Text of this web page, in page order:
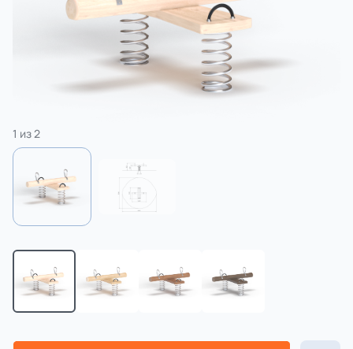
3 категории
4 категории
1 из2